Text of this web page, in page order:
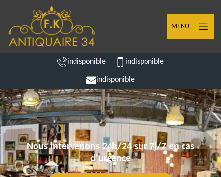
MENU
indisponible indisponible
indisponible
Nous intervenons 24h/24 sur 7j/7 en cas
d'urgence